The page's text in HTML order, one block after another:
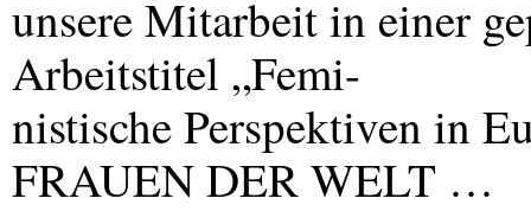
unsere Mitarbeit in einer
Arbeitstitel „Femi-
nistische Perspektiven in
FRAUENDERWELT …